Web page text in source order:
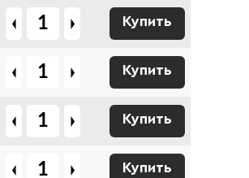
Купить
Купить
Купить
Купить